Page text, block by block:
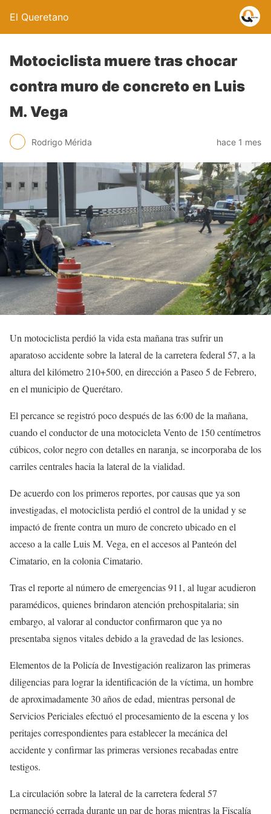
El Queretano
Motociclista muere tras chocar
contra muro de concreto en Luis
M. Vega
Rodrigo Mérida hace 1 mes
Un motociclista perdió la vida esta mañana tras sufrir un
aparatoso accidente sobre la lateral de la carretera federal 57, a la
altura del kilómetro 210+500, en dirección a Paseo 5 de Febrero,
en el municipio de Querétaro.
El percance se registró poco después de las 6:00 de la mañana,
cuando el conductor de una motocicleta Vento de 150 centímetros
cúbicos, color negro con detalles en naranja, se incorporaba de los
carriles centrales hacia la lateral de la vialidad.
De acuerdo con los primeros reportes, por causas que ya son
investigadas, el motociclista perdió el control de la unidad y se
impactó de frente contra un muro de concreto ubicado en el
acceso a la calle Luis M. Vega, en el accesos al Panteón del
Cimatario, en la colonia Cimatario.
Tras el reporte al número de emergencias 911, al lugar acudieron
paramédicos, quienes brindaron atención prehospitalaria; sin
embargo, al valorar al conductor confirmaron que ya no
presentaba signos vitales debido a la gravedad de las lesiones.
Elementos de la Policía de Investigación realizaron las primeras
diligencias para lograr la identificación de la víctima, un hombre
de aproximadamente 30 años de edad, mientras personal de
Servicios Periciales efectuó el procesamiento de la escena y los
peritajes correspondientes para establecer la mecánica del
accidente y confirmar las primeras versiones recabadas entre
testigos.
La circulación sobre la lateral de la carretera federal 57
permaneció cerrada durante un par de horas mientras la Fiscalía